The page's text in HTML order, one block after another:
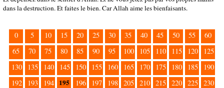
dans la destruction. Et faites le bien. Car Allah aime les bienfaisants.
0 5 10 15 20 25 30 35 40 45 50 55
60
65
70 75 80 85 90 95 100 105 110 115 120
125
130
135 140 145 150 155 160 165 170 175 180 185
190
192
193 194 195 196 197 198 205 210 215 220 225 230